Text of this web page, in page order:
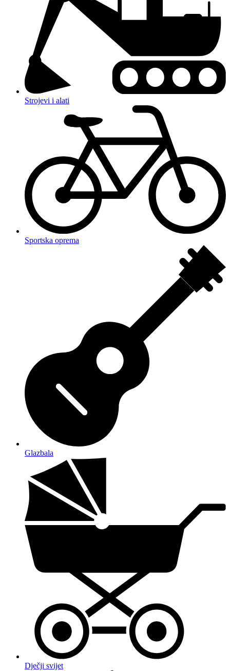
Strojevi i alati
Sportska oprema
Glazbala
Dječji svijet